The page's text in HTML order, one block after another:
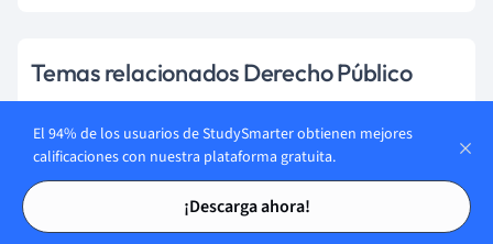
Tarjetas de estudio
Tarjetas de estudio
Temas relacionados Derecho Público
Poder legislativo
Poder administrativo
Poder judicial
El 94% de los usuarios de StudySmarter obtienen mejores
calificaciones con nuestra plataforma gratuita.
¡Descarga ahora!